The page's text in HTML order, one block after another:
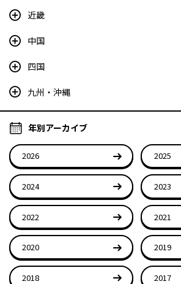
近畿
中国
四国
九州・沖縄
年別アーカイブ
2026 2025
2024 2023
2022 2021
2020 2019
2018 2017